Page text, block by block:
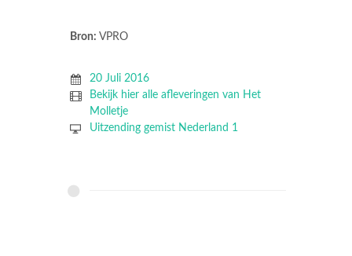
Bron: VPRO
20 Juli 2016
Bekijk hier alle afleveringen van Het
Molletje
Uitzending gemist Nederland 1